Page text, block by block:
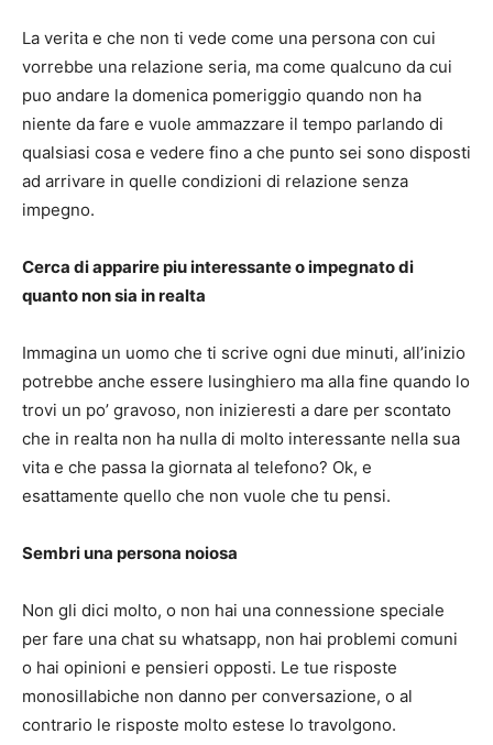
La verita e che non ti vede come una persona con cui
vorrebbe una relazione seria, ma come qualcuno da cui
puo andare la domenica pomeriggio quando non ha
niente da fare e vuole ammazzare il tempo parlando di
qualsiasi cosa e vedere fino a che punto sei sono disposti
ad arrivare in quelle condizioni di relazione senza
impegno.
Cerca di apparire piu interessante o impegnato di
quanto non sia in realta
Immagina un uomo che ti scrive ogni due minuti, all’inizio
potrebbe anche essere lusinghiero ma alla fine quando lo
trovi un po’ gravoso, non inizieresti a dare per scontato
che in realta non ha nulla di molto interessante nella sua
vita e che passa la giornata al telefono? Ok, e
esattamente quello che non vuole che tu pensi.
Sembri una persona noiosa
Non gli dici molto, o non hai una connessione speciale
per fare una chat su whatsapp, non hai problemi comuni
o hai opinioni e pensieri opposti. Le tue risposte
monosillabiche non danno per conversazione, o al
contrario le risposte molto estese lo travolgono.